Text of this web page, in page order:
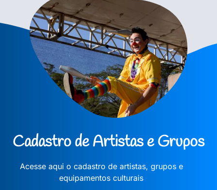
Cadastro de Artistas e Grupos
Acesse aqui o cadastro de artistas, grupos e
equipamentos culturais